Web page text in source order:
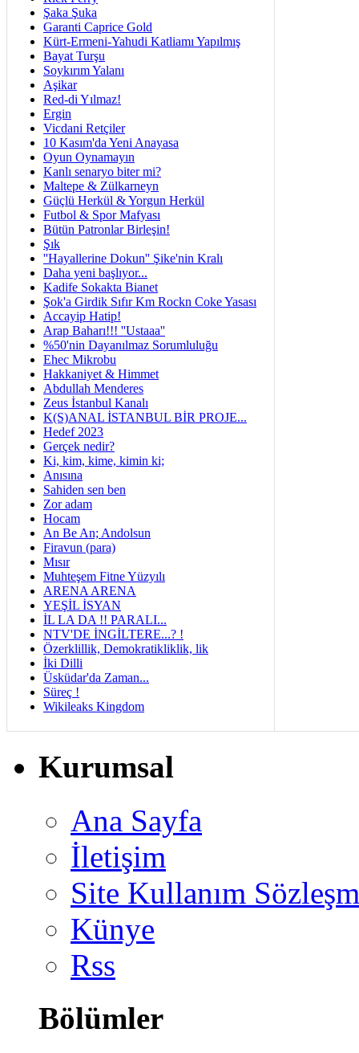
Şaka Şuka
Garanti Caprice Gold
Kürt-Ermeni-Yahudi Katliamı Yapılmış
Bayat Turşu
Soykırım Yalanı
Aşikar
Red-di Yılmaz!
Ergin
Vicdani Retçiler
10 Kasım'da Yeni Anayasa
Oyun Oynamayın
Kanlı senaryo biter mi?
Maltepe & Zülkarneyn
Güçlü Herkül & Yorgun Herkül
Futbol & Spor Mafyası
Bütün Patronlar Birleşin!
Şık
''Hayallerine Dokun'' Şike'nin Kralı
Daha yeni başlıyor...
Kadife Sokakta Bianet
Şok'a Girdik Sıfır Km Rockn Coke Yasası
Accayip Hatip!
Arap Baharı!!! ''Ustaaa''
%50'nin Dayanılmaz Sorumluluğu
Ehec Mikrobu
Hakkaniyet & Himmet
Abdullah Menderes
Zeus İstanbul Kanalı
K(S)ANAL İSTANBUL BİR PROJE...
Hedef 2023
Gerçek nedir?
Ki, kim, kime, kimin ki;
Anısına
Sahiden sen ben
Zor adam
Hocam
An Be An; Andolsun
Firavun (para)
Mısır
Muhteşem Fitne Yüzyılı
ARENA ARENA
YEŞİL İSYAN
İL LA DA !! PARALI...
NTV'DE İNGİLTERE...? !
Özerklillik, Demokratikliklik, lik
İki Dilli
Üsküdar'da Zaman...
Süreç !
Wikileaks Kingdom
Kurumsal
Ana Sayfa
İletişim
Site Kullanım
Künye
Rss
Bölümler